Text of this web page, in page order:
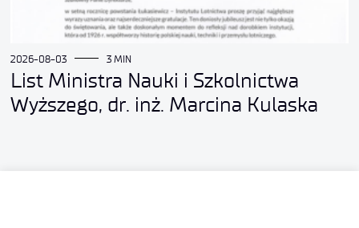
2026-08-03 3 MIN
List Ministra Nauki i Szkolnictwa
Wyższego, dr. inż. Marcina Kulaska